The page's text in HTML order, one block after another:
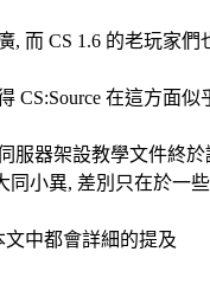
, 而 CS 1.6 的老玩家們
CS:Source 在這方面似
服器架設教學文件終於
同小異, 差別只在於一
中都會詳細的提及